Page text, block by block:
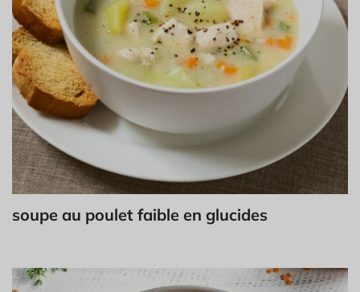
soupe au poulet faible en glucides